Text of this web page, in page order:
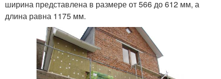
ширина представлена в размере от 566 до 612 мм, а
длина равна 1175 мм.